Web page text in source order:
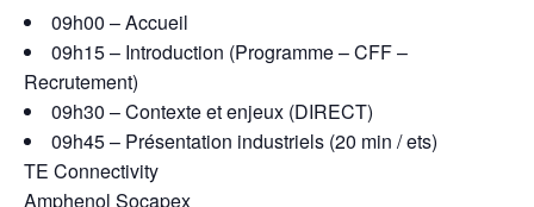
09h00 – Accueil
09h15 – Introduction (Programme – CFF –
Recrutement)
09h30 – Contexte et enjeux (DIRECT)
09h45 – Présentation industriels (20 min / ets)
TE Connectivity
Amphenol Socapex